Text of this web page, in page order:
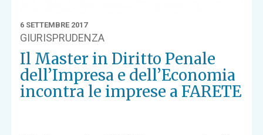
6 SETTEMBRE 2017
GIURISPRUDENZA
Il Master in Diritto Penale
dell’Impresa e dell’Economia
incontra le imprese a FARETE